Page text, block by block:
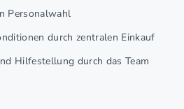
Personalwahl
durch zentralen Einkauf
Hilfestellung durch das Team